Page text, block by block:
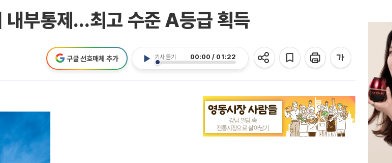
내부통제…최고 수준 A등급 획득
기사 듣기 00:00 / 01:22
구글 선호매체 추가